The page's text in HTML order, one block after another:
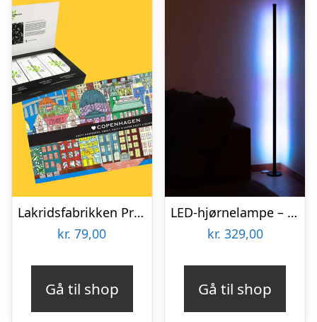
Lakridsfabrikken Premiumlakrids – Copenhagen
kr. 79,00
Gå til shop
LED-hjørnelampe – Vooni
kr. 329,00
Gå til shop